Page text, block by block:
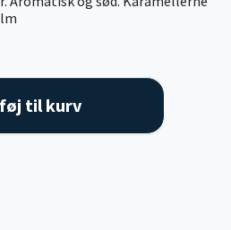
til kurv